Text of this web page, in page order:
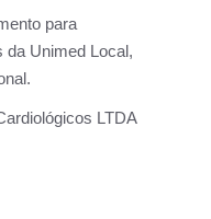
para
da Unimed Local,
LTDA